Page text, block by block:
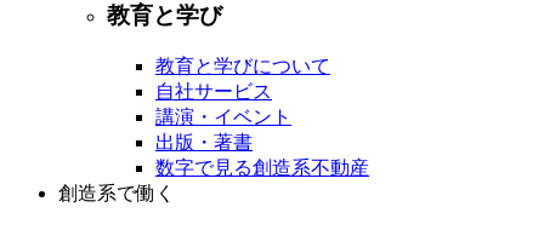
教育と学び
教育と学びについて
自社サービス
講演・イベント
出版・著書
数字で見る創造系不動産
創造系で働く